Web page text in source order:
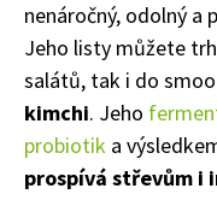
nenáročný, odolný a
Jeho listy můžete
salátů, tak i do
kimchi. Jeho
probiotik a
prospívá střevům i